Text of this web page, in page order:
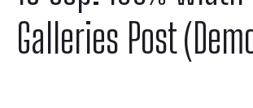
Galleries Post